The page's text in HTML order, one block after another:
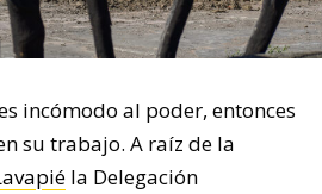
incómodo al poder, entonces
su trabajo. A raíz de la
la Delegación